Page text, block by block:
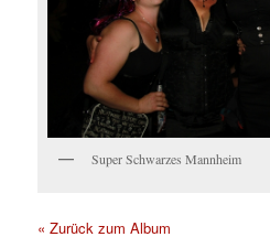
Super Schwarzes Mannheim
« Zurück zum Album